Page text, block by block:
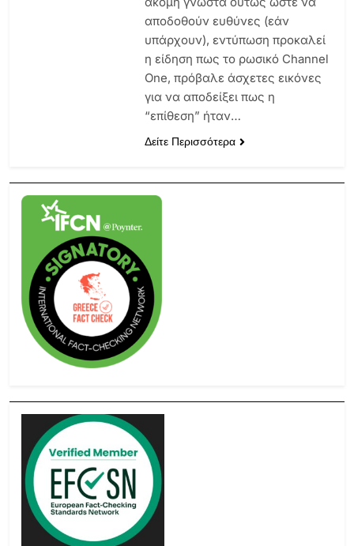
αποδοθούν ευθύνες (εάν
υπάρχουν), εντύπωση προκαλεί
η είδηση πως το ρωσικό Channel
One, πρόβαλε άσχετες εικόνες
για να αποδείξει πως η
“επίθεση” ήταν…
Δείτε Περισσότερα